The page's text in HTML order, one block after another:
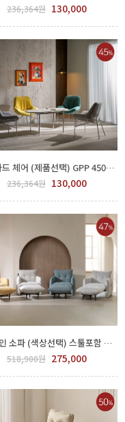
236,364원 130,000
브린 라드 체어 (제품선택) GPP 450-144-2
236,364원 130,000
망고 1인 소파 (색상선택) 스툴포함 GSJ 350-20
518,900원 275,000